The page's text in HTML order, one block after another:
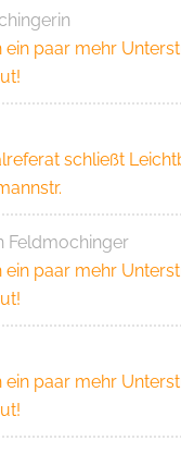
ein paar mehr
schließt
Feldmochinger
ein paar mehr
ein paar mehr